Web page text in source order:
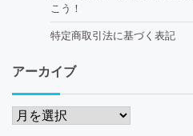
こう！
特定商取引法に基づく表記
アーカイブ
ア